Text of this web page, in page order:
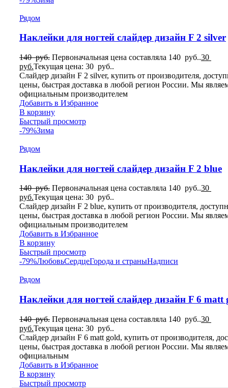
Рядом
Наклейки для ногтей слайдер дизайн F 2 silver
140руб. Первоначальная цена составляла 140 руб..30
руб.Текущая цена: 30 руб..
Слайдер дизайн F 2 silver, купить от производителя,
цены, быстрая доставка в любой регион России. Мы
официальным производителем
Добавить в Избранное
В корзину
Быстрый просмотр
-79%Зима
Рядом
Наклейки для ногтей слайдер дизайн F 2 blue
140руб. Первоначальная цена составляла 140 руб..30
руб.Текущая цена: 30 руб..
Слайдер дизайн F 2 blue, купить от производителя,
цены, быстрая доставка в любой регион России. Мы
официальным производителем
Добавить в Избранное
В корзину
Быстрый просмотр
-79%ЛюбовьСердцеГорода и страныНадписи
Рядом
Наклейки для ногтей слайдер дизайн F 6 matt
140руб. Первоначальная цена составляла 140 руб..30
руб.Текущая цена: 30 руб..
Слайдер дизайн F 6 matt gold, купить от производителя,
цены, быстрая доставка в любой регион России. Мы
официальным
Добавить в Избранное
В корзину
Быстрый просмотр